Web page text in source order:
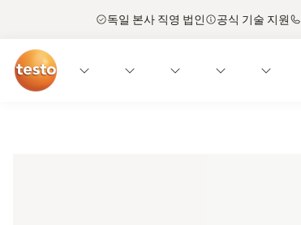
독일 본사 직영 법인 공식 기술 지원